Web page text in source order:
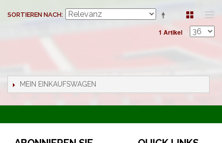
SORTIEREN NACH
1 Artikel
MEIN EINKAUFSWAGEN